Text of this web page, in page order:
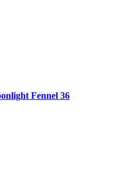
Fennel 36